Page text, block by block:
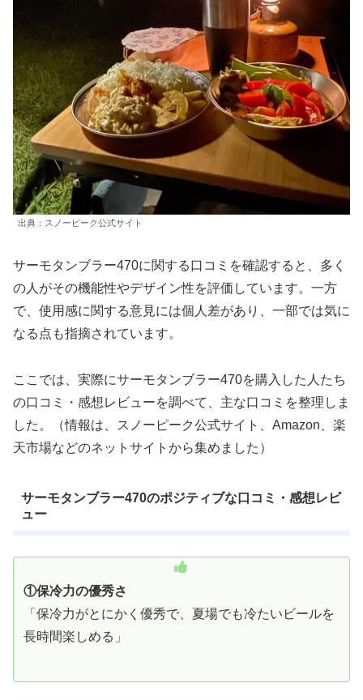
出典：スノーピーク公式サイト
サーモタンブラー470に関する口コミを確認すると、多く
の人がその機能性やデザイン性を評価しています。一方
で、使用感に関する意見には個人差があり、一部では気に
なる点も指摘されています。
ここでは、実際にサーモタンブラー470を購入した人たち
の口コミ・感想レビューを調べて、主な口コミを整理しま
した。（情報は、スノーピーク公式サイト、Amazon、楽
天市場などのネットサイトから集めました）
サーモタンブラー470のポジティブな口コミ・感想レビ
ュー
①保冷力の優秀さ
「保冷力がとにかく優秀で、夏場でも冷たいビールを
長時間楽しめる」